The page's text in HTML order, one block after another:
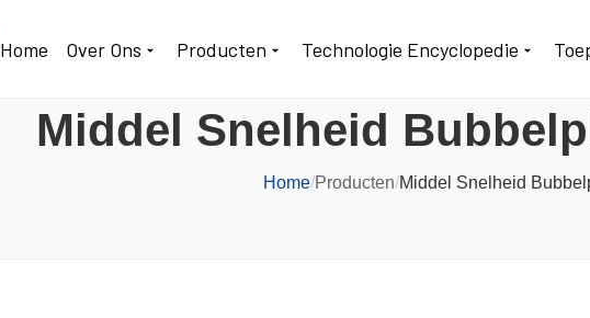
Home Over Ons Producten Technologie Encyclopedie
Middel Snelheid
Home/Producten/Middel Snelheid